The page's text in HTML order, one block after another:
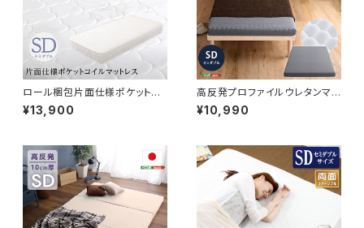
ロール梱包片面仕様ポケットコ
イルマットレス【Sheera-シェエ
ラ-】セミダブルサイズ HRM-0
¥13,900
高反発プロファイルウレタンマッ
トレス【Beleza10-ベレーザ・テ
ン-】(セミダブル) ORM-10SD
¥10,990